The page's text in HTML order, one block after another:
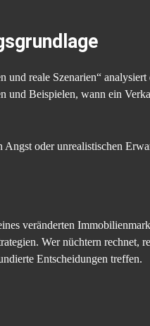
und reale Szenarien“
und Beispielen, wann ein
Angst oder unrealistischen
veränderten
Wer nüchtern rechnet,
Entscheidungen treffen.